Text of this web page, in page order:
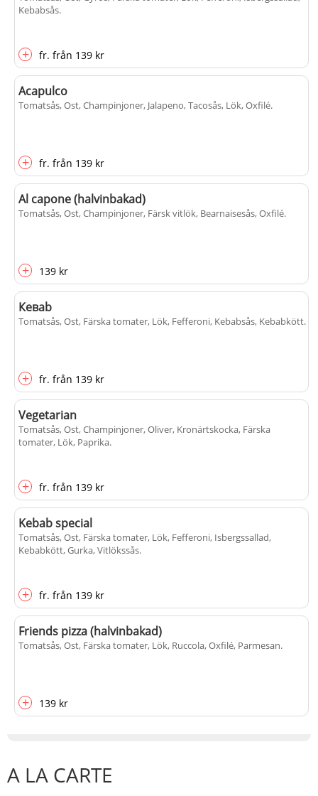
Kebabsås.
+ fr. från 139 kr
Acapulco
Tomatsås, Ost, Champinjoner, Jalapeno, Tacosås, Lök, Oxfilé.
+ fr. från 139 kr
Al capone (halvinbakad)
Tomatsås, Ost, Champinjoner, Färsk vitlök, Bearnaisesås, Oxfilé.
+ 139 kr
Кеваb
Tomatsås, Ost, Färska tomater, Lök, Fefferoni, Kebabsås, Kebabkött.
+ fr. från 139 kr
Vegetarian
Tomatsås, Ost, Champinjoner, Oliver, Kronärtskocka, Färska
tomater, Lök, Paprika.
+ fr. från 139 kr
Kebab special
Tomatsås, Ost, Färska tomater, Lök, Fefferoni, Isbergssallad,
Kebabkött, Gurka, Vitlökssås.
+ fr. från 139 kr
Friends pizza (halvinbakad)
Tomatsås, Ost, Färska tomater, Lök, Ruccola, Oxfilé, Parmesan.
+ 139 kr
A LA CARTE